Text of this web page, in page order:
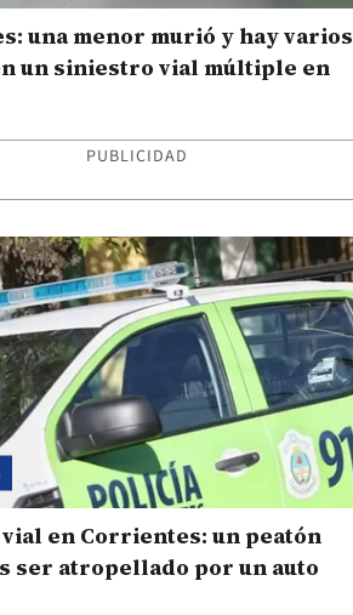
una menor murió y hay varios
un siniestro vial múltiple en
PUBLICIDAD
en Corrientes: un peatón
ser atropellado por un auto